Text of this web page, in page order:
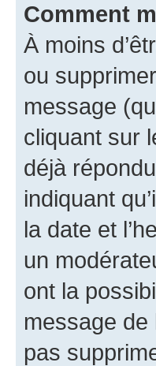
Comment
À moins
ou
message
cliquant sur
déjà
indiquant
la date et
un
ont la
message
pas